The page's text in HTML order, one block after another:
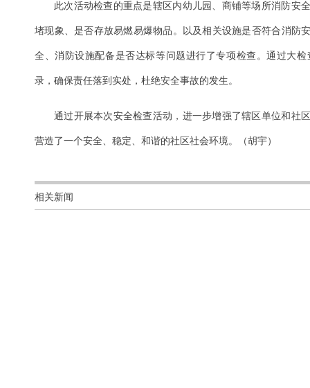
此次活动检查的重点是辖区内幼儿园、商铺等场所消防安
堵现象、是否存放易燃易爆物品。以及相关设施是否符合消防
全、消防设施配备是否达标等问题进行了专项检查。通过大
录，确保责任落到实处，杜绝安全事故的发生。
通过开展本次安全检查活动，进一步增强了辖区单位和社
营造了一个安全、稳定、和谐的社区社会环境。（胡宇）
相关新闻